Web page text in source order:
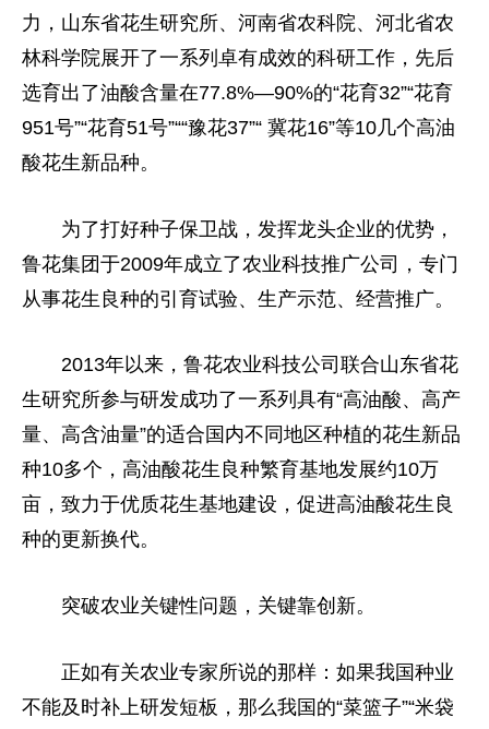
力，山东省花生研究所、河南省农科院、河北省农
林科学院展开了一系列卓有成效的科研工作，先后
选育出了油酸含量在77.8%—90%的“花育32”“花育
951号”“花育51号”““豫花37”“ 冀花16”等10几个高油
酸花生新品种。
为了打好种子保卫战，发挥龙头企业的优势，
鲁花集团于2009年成立了农业科技推广公司，专门
从事花生良种的引育试验、生产示范、经营推广。
2013年以来，鲁花农业科技公司联合山东省花
生研究所参与研发成功了一系列具有“高油酸、高产
量、高含油量”的适合国内不同地区种植的花生新品
种10多个，高油酸花生良种繁育基地发展约10万
亩，致力于优质花生基地建设，促进高油酸花生良
种的更新换代。
突破农业关键性问题，关键靠创新。
正如有关农业专家所说的那样：如果我国种业
不能及时补上研发短板，那么我国的“菜篮子”“米袋